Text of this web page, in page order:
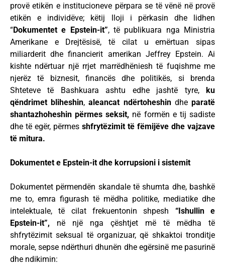
provë etikën e institucioneve përpara se të vënë në provë
etikën e individëve; këtij lloji i përkasin dhe lidhen
“Dokumentet e Epstein-it”, të publikuara nga Ministria
Amerikane e Drejtësisë, të cilat u emërtuan sipas
miliarderit dhe financierit amerikan Jeffrey Epstein. Ai
kishte ndërtuar një rrjet marrëdhëniesh të fuqishme me
njerëz të biznesit, financës dhe politikës, si brenda
Shteteve të Bashkuara ashtu edhe jashtë tyre,
ku
qëndrimet bliheshin,aleancat ndërtoheshindheparatë
shantazhoheshin përmes seksit, në formën e tij sadiste
dhe të egër, përmes shfrytëzimit të fëmijëve dhe vajzave
të mitura.
Dokumentet e Epstein-it dhe korrupsioni i sistemit
Dokumentet përmendën skandale të shumta dhe, bashkë
me to, emra figurash të mëdha politike, mediatike dhe
intelektuale, të cilat frekuentonin shpesh “Ishullin e
Epstein-it”, në një nga çështjet më të mëdha të
shfrytëzimit seksual të organizuar, që shkaktoi tronditje
morale, sepse ndërthuri dhunën dhe egërsinë me pasurinë
dhe ndikimin: